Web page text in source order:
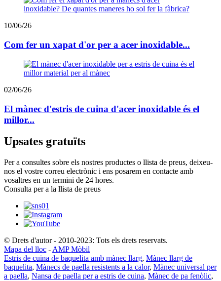
10/06/26
Com fer un xapat d'or per a acer inoxidable...
02/06/26
El mànec d'estris de cuina d'acer inoxidable és el
millor...
Upsates gratuïts
Per a consultes sobre els nostres productes o llista de preus, deixeu-
nos el vostre correu electrònic i ens posarem en contacte amb
vosaltres en un termini de 24 hores.
Consulta per a la llista de preus
© Drets d'autor - 2010-2023: Tots els drets reservats.
Mapa del lloc - AMP Mòbil
Estris de cuina de baquelita amb mànec llarg, Mànec llarg de
baquelita, Mànecs de paella resistents a la calor, Mànec universal per
a paella, Nansa de paella per a estris de cuina, Mànec de pa fenòlic,